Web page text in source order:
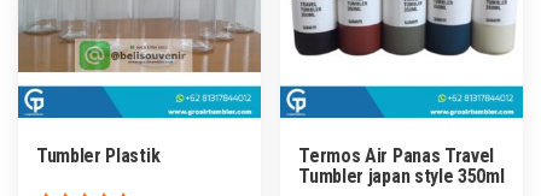
Tumbler Plastik
Termos Air Panas Travel
Tumbler japan style 350ml